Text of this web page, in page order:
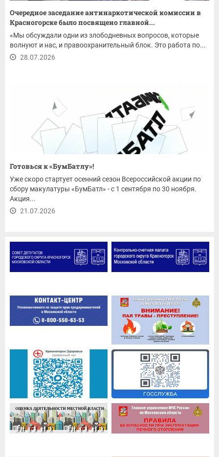
Очередное заседание антинаркотической комиссии в
Красногорске было посвящено главной...
«Мы обсуждали одни из злободневных вопросов, которые
волнуют и нас, и правоохранительный блок. Это работа по...
28.07.2026
Готовься к «БумБатлу»!
Уже скоро стартует осенний сезон Всероссийской акции по
сбору макулатуры «БумБатл» - с 1 сентября по 30 ноября.
Акция...
21.07.2026